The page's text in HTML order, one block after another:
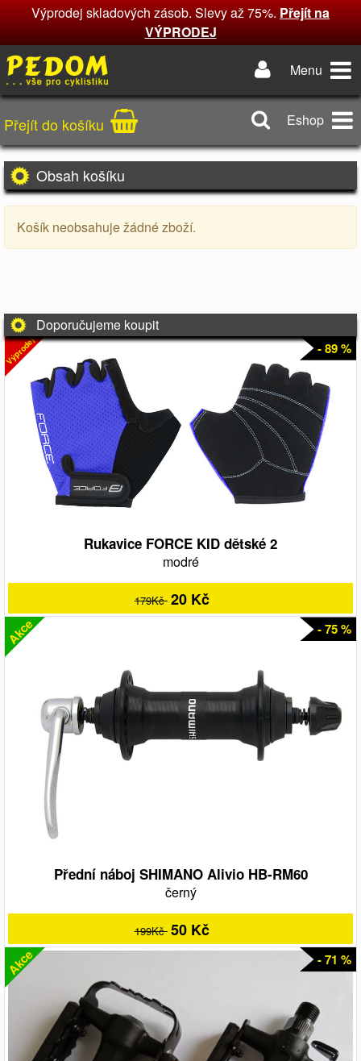
Výprodej skladových zásob. Slevy až 75%.Přejít na
VÝPRODEJ
Menu
Přejít do košíku Eshop
Obsah košíku
Košík neobsahuje žádné zboží.
Doporučujeme koupit
Výprodej - 89 %
Rukavice FORCE KID dětské 2
modré
179Kč 20 Kč
Akce - 75 %
Přední náboj SHIMANO Alivio HB-RM60
černý
199Kč 50 Kč
Akce - 71 %